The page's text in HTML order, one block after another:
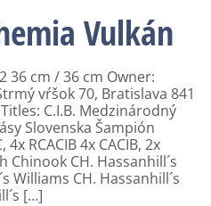
Vulkán
36 cm / 36 cm Owner:
vŕšok 70, Bratislava 841
C.I.B. Medzinárodný
Slovenska Šampión
4x RCACIB 4x CACIB, 2x
Chinook CH. Hassanhill´s
Williams CH. Hassanhill´s
[…]